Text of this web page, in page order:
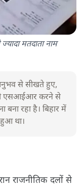
मतदाता नाम
से सीखते हुए,
एसआईआर करने से
रहा है। बिहार में
था।
राजनीतिक दलों से